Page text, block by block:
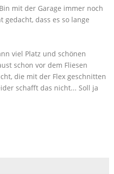
mit der Garage immer noch
dass es so lange
viel Platz und schönen
schon vor dem Fliesen
die mit der Flex geschnitten
schafft das nicht... Soll ja